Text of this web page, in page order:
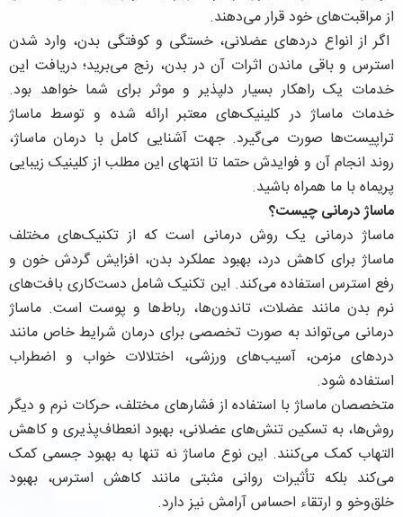
از مراقبت‌های خود قرار می‌دهند.
اگر از انواع دردهای عضلانی، خستگی و کوفتگی بدن، وارد شدن
استرس و باقی ماندن اثرات آن در بدن، رنج می‌برید؛ دریافت این
خدمات یک راهکار بسیار دلپذیر و موثر برای شما خواهد بود.
خدمات ماساژ در کلینیک‌های معتبر ارائه شده و توسط ماساژ
تراپیست‌ها صورت می‌گیرد. جهت آشنایی کامل با درمان ماساژ،
روند انجام آن و فوایدش حتما تا انتهای این مطلب از کلینیک زیبایی
پریماه با ما همراه باشید.
ماساژ درمانی چیست؟
ماساژ درمانی یک روش درمانی است که از تکنیک‌های مختلف
ماساژ برای کاهش درد، بهبود عملکرد بدن، افزایش گردش خون و
رفع استرس استفاده می‌کند. این تکنیک شامل دست‌کاری بافت‌های
نرم بدن مانند عضلات، تاندون‌ها، رباط‌ها و پوست است. ماساژ
درمانی می‌تواند به صورت تخصصی برای درمان شرایط خاص مانند
دردهای مزمن، آسیب‌های ورزشی، اختلالات خواب و اضطراب
استفاده شود.
متخصصان ماساژ با استفاده از فشار‌های مختلف، حرکات نرم و دیگر
روش‌ها، به تسکین تنش‌های عضلانی، بهبود انعطاف‌پذیری و کاهش
التهاب کمک می‌کنند. این نوع ماساژ نه تنها به بهبود جسمی کمک
می‌کند بلکه تأثیرات روانی مثبتی مانند کاهش استرس، بهبود
خلق‌وخو و ارتقاء احساس آرامش نیز دارد.